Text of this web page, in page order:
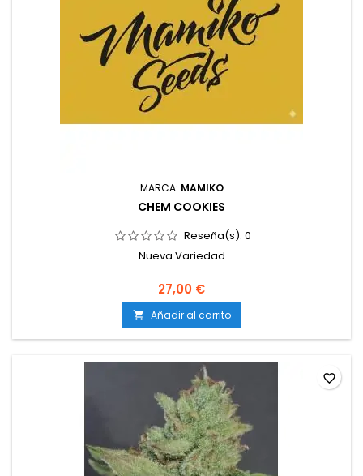
MARCA: MAMIKO
CHEM COOKIES
Reseña(s): 0
Nueva Variedad
27,00 €
 Añadir al carrito
favorite_border